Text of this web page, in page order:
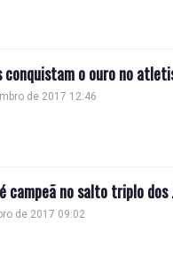
conquistam o ouro no
de 2017 12:46
campeã no salto triplo
de 2017 09:02